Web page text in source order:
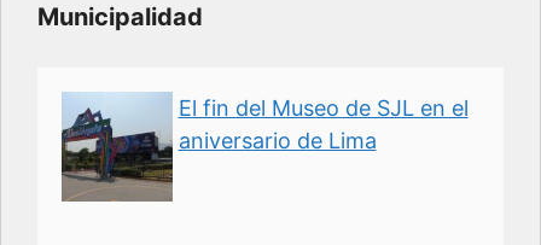
Municipalidad
El fin del Museo de SJL en el
aniversario de Lima